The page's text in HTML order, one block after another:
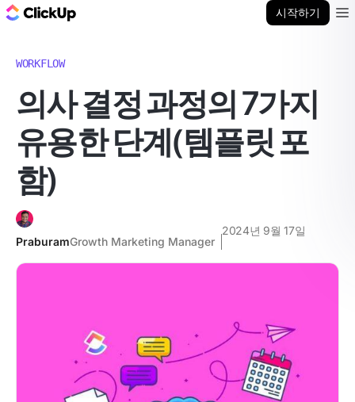
시작하기
WORKFLOW
의사 결정 과정의 7가지
유용한 단계(템플릿 포
함)
PraburamGrowth Marketing Manager
2024년 9월 17일